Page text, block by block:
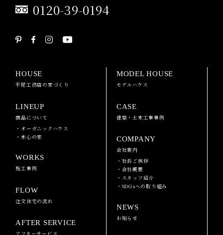
0120-39-0194
HOUSE
平尾工務店の家づくり
LINEUP
商品について
・オーガニックハウス
・木心の家
WORKS
施工事例
FLOW
注文住宅の流れ
AFTER SERVICE
アフターサービス
MODEL HOUSE
モデルハウス
CASE
建築・土木工事事例
COMPANY
会社案内
・社長ご挨拶
・会社概要
・スタッフ紹介
・SDGsへの取り組み
NEWS
お知らせ